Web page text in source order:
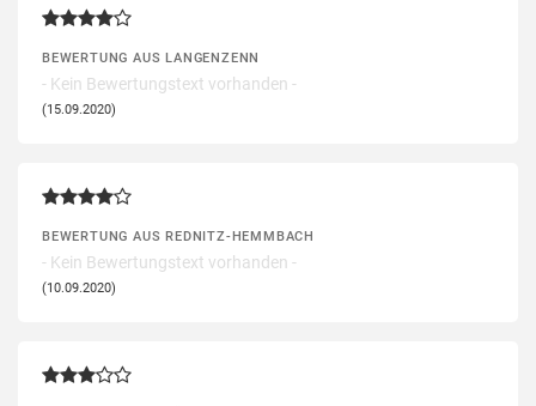
BEWERTUNG AUS LANGENZENN
- Kein Bewertungstext vorhanden -
(15.09.2020)
BEWERTUNG AUS REDNITZ-HEMMBACH
- Kein Bewertungstext vorhanden -
(10.09.2020)